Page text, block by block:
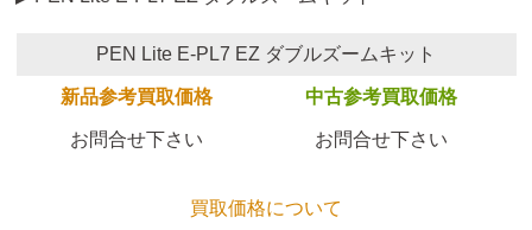
PEN Lite E-PL7 EZ ダブルズームキット
新品参考買取価格 中古参考買取価格
お問合せ下さい お問合せ下さい
買取価格について